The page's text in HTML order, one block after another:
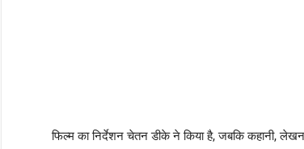
फिल्म का निर्देशन चेतन डीके ने किया है, जबकि कहानी, लेखन